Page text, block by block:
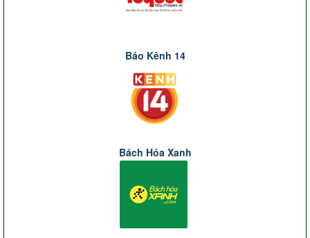
Báo Kênh 14
Bách Hóa Xanh